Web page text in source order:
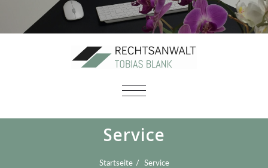
SCHALTE
Service
Startseite Service